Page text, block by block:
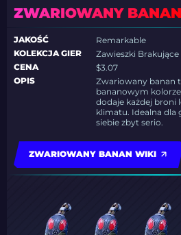
ZWARIOWANY BANAN
JAKOŚĆ
Remarkable
KOLEKCJA GIER
Zawieszki
CENA
$3.07
OPIS
Zwariowany banan
bananowym
dodaje każdej broni
klimatu. Idealna dla
siebie zbyt serio.
ZWARIOWANY BANAN WIKI